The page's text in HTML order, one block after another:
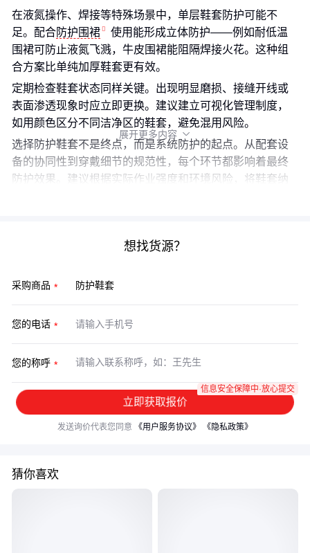
在液氮操作、焊接等特殊场景中，单层鞋套防护可能不
足。配合防护围裙
使用能形成立体防护——例如耐低温
围裙可防止液氮飞溅，牛皮围裙能阻隔焊接火花。这种组
合方案比单纯加厚鞋套更有效。
定期检查鞋套状态同样关键。出现明显磨损、接缝开线或
表面渗透现象时应立即更换。建议建立可视化管理制度，
如用颜色区分不同洁净区的鞋套，避免混用风险。
选择防护鞋套不是终点，而是系统防护的起点。从配套设
备的协同性到穿戴细节的规范性，每个环节都影响着最终
防护效果。建议根据实际作业强度和环境风险，将鞋套纳
展开更多内容 
想找货源？
采购商品
您的电话
您的称呼
立即获取报价
信息安全保障中·放心提交
发送询价代表您同意 《用户服务协议》 《隐私政策》
猜你喜欢